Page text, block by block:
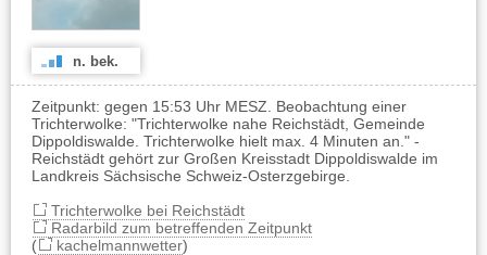
n. bek.
Zeitpunkt: gegen 15:53 Uhr MESZ. Beobachtung einer
Trichterwolke: "Trichterwolke nahe Reichstädt, Gemeinde
Dippoldiswalde. Trichterwolke hielt max. 4 Minuten an." -
Reichstädt gehört zur Großen Kreisstadt Dippoldiswalde im
Landkreis Sächsische Schweiz-Osterzgebirge.
Trichterwolke bei Reichstädt
Radarbild zum betreffenden Zeitpunkt
(
kachelmannwetter)